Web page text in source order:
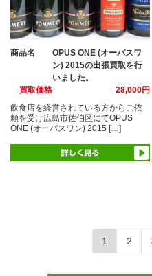
商品名
OPUS ONE (オーパスワ
ン) 2015の出張買取を行
いました。
買取価格
28,000円
飲食店を経営されている方からご依
頼を受け広島市佐伯区にてOPUS
ONE (オーパスワン) 2015 […]
1 2